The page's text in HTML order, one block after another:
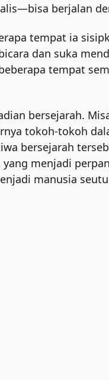
berjalan
tempat ia
dan suka
tempat
bersejarah.
tokoh-tokoh
bersejarah
menjadi
manusia